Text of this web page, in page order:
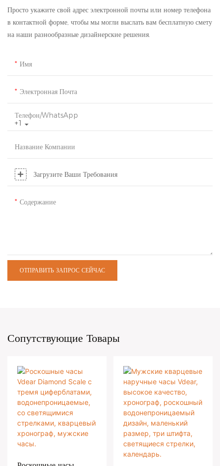
Просто укажите свой адрес электронной почты или номер телефона
в контактной форме, чтобы мы могли выслать вам бесплатную смету
на наши разнообразные дизайнерские решения.
Имя
Электронная Почта
+1
Телефон/WhatsApp
Название Компании
Загрузите Ваши Требования
Содержание
ОТПРАВИТЬ ЗАПРОС СЕЙЧАС
Сопутствующие Товары